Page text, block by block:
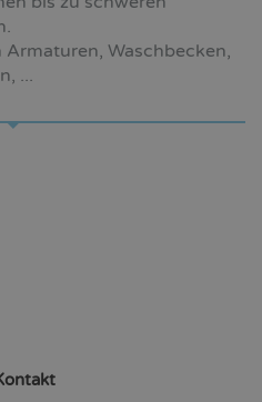
Waschbecken,
...